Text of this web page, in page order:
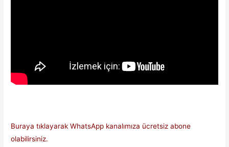
Buraya tıklayarak WhatsApp kanalımıza ücretsiz abone
olabilirsiniz.